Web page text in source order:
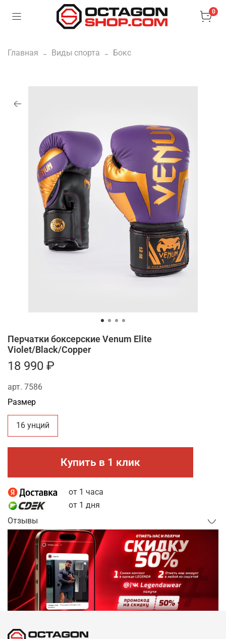
0
Главная Виды спорта Бокс
арт. 7586
Перчатки боксерские Venum Elite
Violet/Black/Copper
18 990 ₽
Купить в 1 клик
от 1 часа
от 1 дня
Размер
16 унций
Отзывы